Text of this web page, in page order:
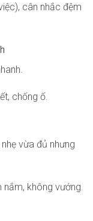
cân nhắc đệm
chống ố.
vừa đủ nhưng
nắm, không vướng.